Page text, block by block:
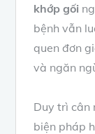
khớp gối
bệnh vẫn
quen đơn
và ngăn
Duy trì cân
biện pháp